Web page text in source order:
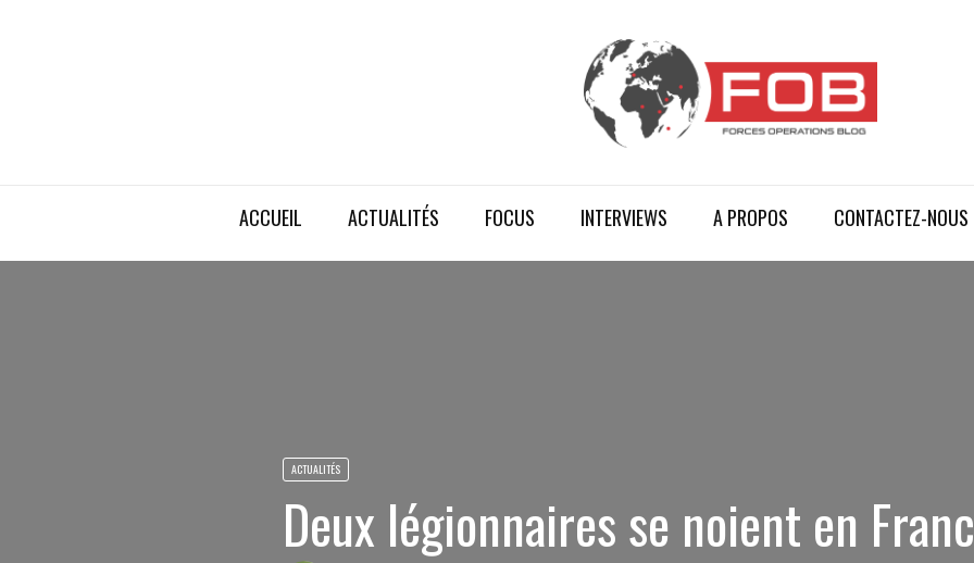
ACCUEIL ACTUALITÉS FOCUS INTERVIEWS A PROPOS CONTACTEZ-NOUS
ACTUALITÉS
Deux légionnaires se noient en